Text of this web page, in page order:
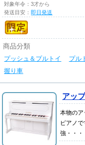
対象年令：3才から
発送目安： 即日発送
商品分類
プッシュ＆プルトイ
プル
握り車
アッ
本物の
ピアノ
強・・・